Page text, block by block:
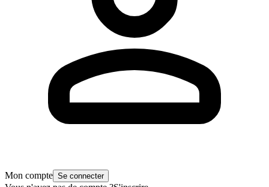
Mon compte Se connecter